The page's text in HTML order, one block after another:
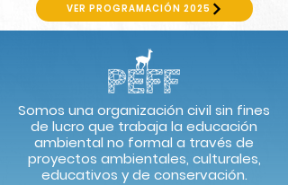
VER PROGRAMACIÓN 2025
Somos una organización civil sin fines
de lucro que trabaja la educación
ambiental no formal a través de
proyectos ambientales, culturales,
educativos y de conservación.​